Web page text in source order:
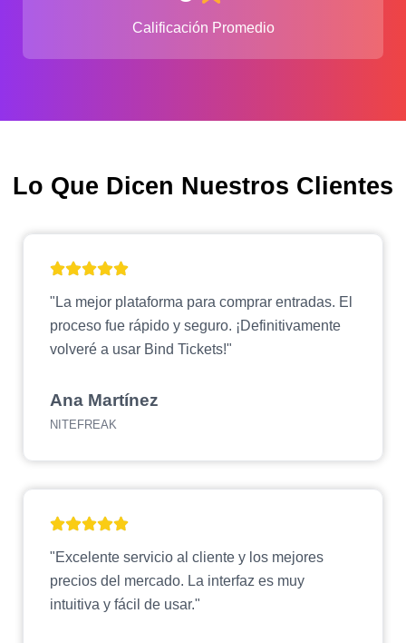
Calificación Promedio
Lo Que Dicen Nuestros Clientes
"La mejor plataforma para comprar entradas. El
proceso fue rápido y seguro. ¡Definitivamente
volveré a usar Bind Tickets!"
Ana Martínez
NITEFREAK
"Excelente servicio al cliente y los mejores
precios del mercado. La interfaz es muy
intuitiva y fácil de usar."